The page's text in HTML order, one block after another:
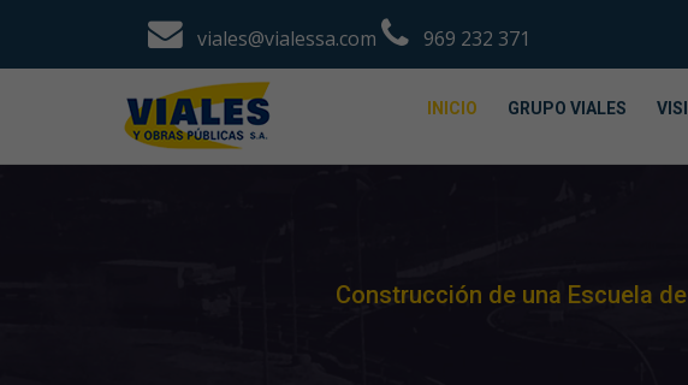
viales@vialessa.com 969 232 371
INICIO GRUPO VIALES
Construcción de una Escuela